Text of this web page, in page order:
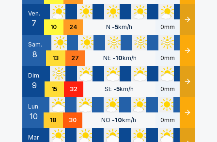
Ven.
7 10 24 N -5km/h 0mm Détails
Sam.
8 13 27 NE -10km/h 0mm Détails
Dim.
9 15 32 SE -5km/h 0mm Détails
Lun.
10 18 30 NO -10km/h 0mm Détails
Mar.